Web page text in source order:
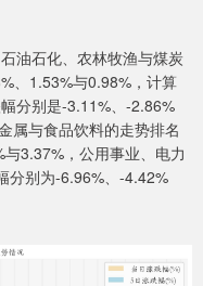
油石化、农林牧渔与煤炭
、1.53%与0.98%，计算
分别是-3.11%、-2.86%
属与食品饮料的走势排名
3.37%，公用事业、电力
分别为-6.96%、-4.42%